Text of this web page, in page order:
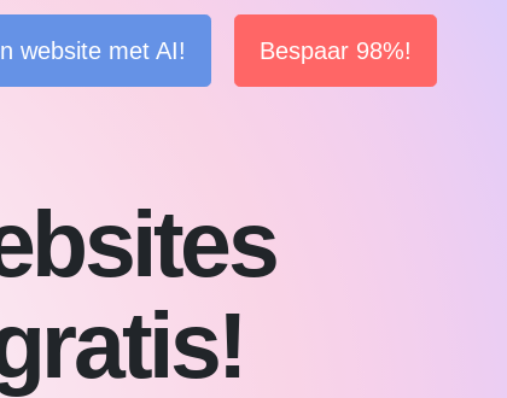
website met AI! Bespaar 98%!